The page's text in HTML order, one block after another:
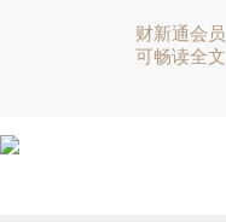
财新通会员
可畅读全文